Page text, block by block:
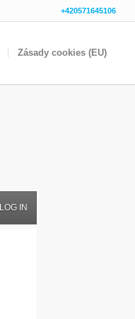
+420571645106
Zásady cookies (EU)
LOG IN